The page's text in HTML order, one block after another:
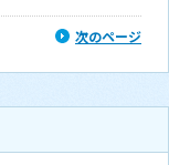
次のページ